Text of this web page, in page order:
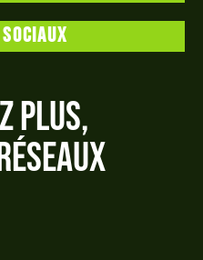
sociaux
plus,